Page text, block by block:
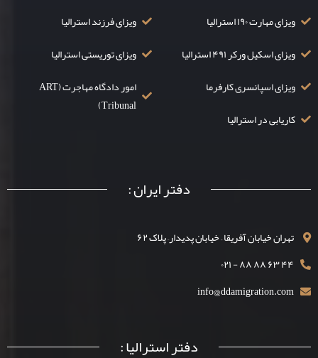
ویزای مهارت ۱۹۰ استرالیا
ویزای اسکیل ورکر ۴۹۱ استرالیا
ویزای اسپانسری کارفرما
کاریابی در استرالیا
ویزای فرزند استرالیا
ویزای توریستی استرالیا
امور دادگاه مهاجرت (ART
Tribunal)
دفتر ایران :
تهران خیابان آفریقا – خیابان پدیدار– پلاک ۶۲
۴۴ ۶۳ ۸۸ ۸۸ - ۰۲۱
info@ddamigration.com
دفتر استرالیا :